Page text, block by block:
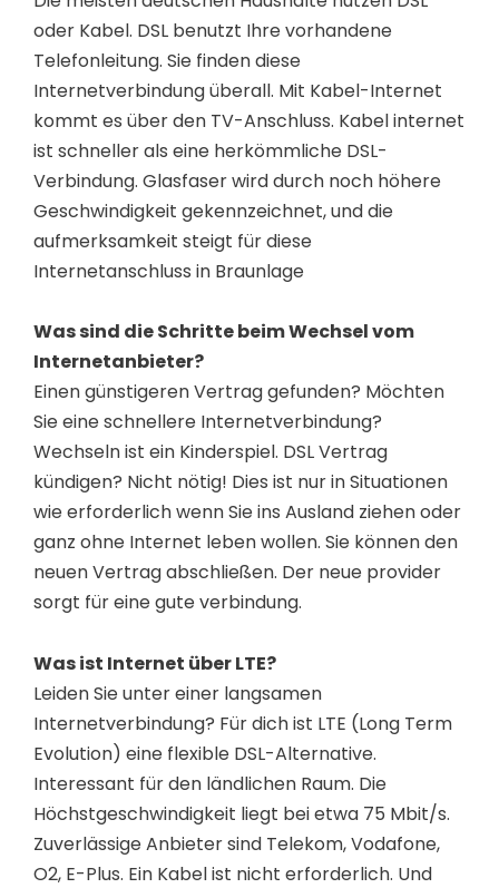
oder Kabel. DSL benutzt Ihre vorhandene
Telefonleitung. Sie finden diese
Internetverbindung überall. Mit Kabel-Internet
kommt es über den TV-Anschluss. Kabel internet
ist schneller als eine herkömmliche DSL-
Verbindung. Glasfaser wird durch noch höhere
Geschwindigkeit gekennzeichnet, und die
aufmerksamkeit steigt für diese
Internetanschluss in Braunlage
Was sind die Schritte beim Wechsel vom
Internetanbieter?
Einen günstigeren Vertrag gefunden? Möchten
Sie eine schnellere Internetverbindung?
Wechseln ist ein Kinderspiel. DSL Vertrag
kündigen? Nicht nötig! Dies ist nur in Situationen
wie erforderlich wenn Sie ins Ausland ziehen oder
ganz ohne Internet leben wollen. Sie können den
neuen Vertrag abschließen. Der neue provider
sorgt für eine gute verbindung.
Was ist Internet über LTE?
Leiden Sie unter einer langsamen
Internetverbindung? Für dich ist LTE (Long Term
Evolution) eine flexible DSL-Alternative.
Interessant für den ländlichen Raum. Die
Höchstgeschwindigkeit liegt bei etwa 75 Mbit/s.
Zuverlässige Anbieter sind Telekom, Vodafone,
O2, E-Plus. Ein Kabel ist nicht erforderlich. Und